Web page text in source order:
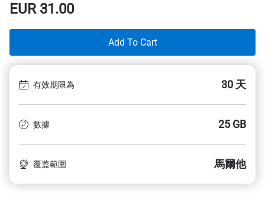
EUR31.00
Add To Cart
有效期限為 30 天
數據 25 GB
覆蓋範圍 馬爾他